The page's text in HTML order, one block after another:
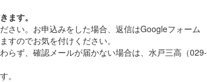
ます。
さい。お申込みをした場合、返信はGoogleフォーム
のでお気を付けください。
らず、確認メールが届かない場合は、水戸三高（029-
。